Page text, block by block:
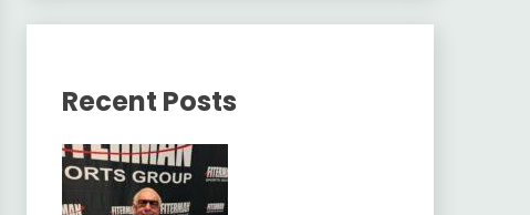
Recent Posts